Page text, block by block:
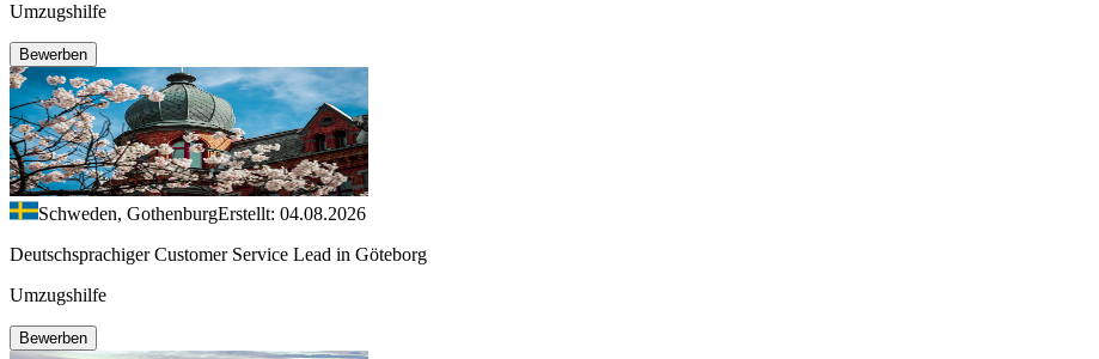
Umzugshilfe
Bewerben
Schweden, GothenburgErstellt: 04.08.2026
Deutschsprachiger Customer Service Lead in Göteborg
Umzugshilfe
Bewerben